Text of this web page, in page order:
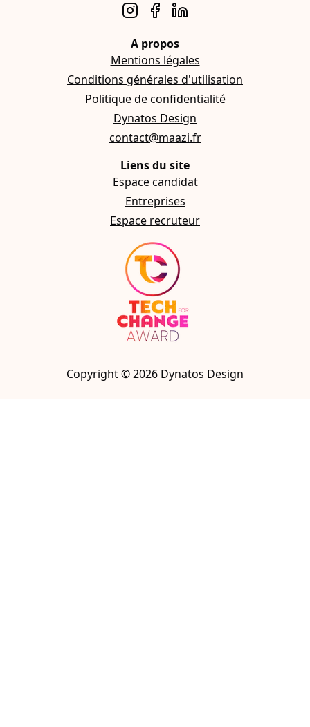
A propos
Mentions légales
Conditions générales d'utilisation
Politique de confidentialité
Dynatos Design
contact@maazi.fr
Liens du site
Espace candidat
Entreprises
Espace recruteur
Copyright ©2026 Dynatos Design